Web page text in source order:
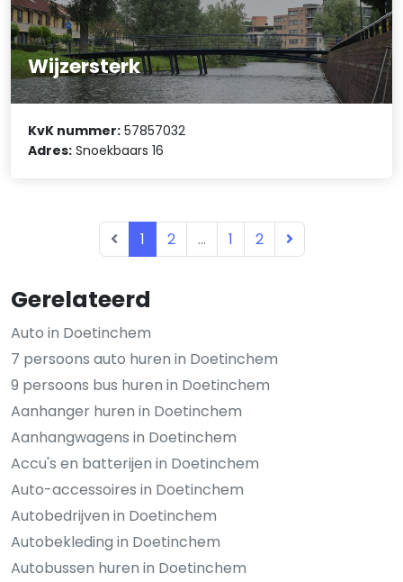
Gerelateerd
Auto in Doetinchem
7 persoons auto huren in Doetinchem
9 persoons bus huren in Doetinchem
Aanhanger huren in Doetinchem
Aanhangwagens in Doetinchem
Accu's en batterijen in Doetinchem
Auto-accessoires in Doetinchem
Autobedrijven in Doetinchem
Autobekleding in Doetinchem
Autobussen huren in Doetinchem
Wijzersterk
KvK nummer: 57857032
Adres: Snoekbaars 16
1 2 ... 1 2